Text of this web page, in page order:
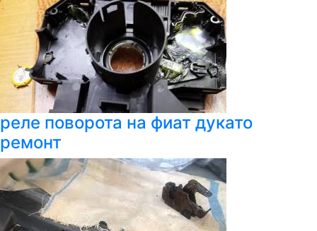
реле поворота на фиат дукато
ремонт